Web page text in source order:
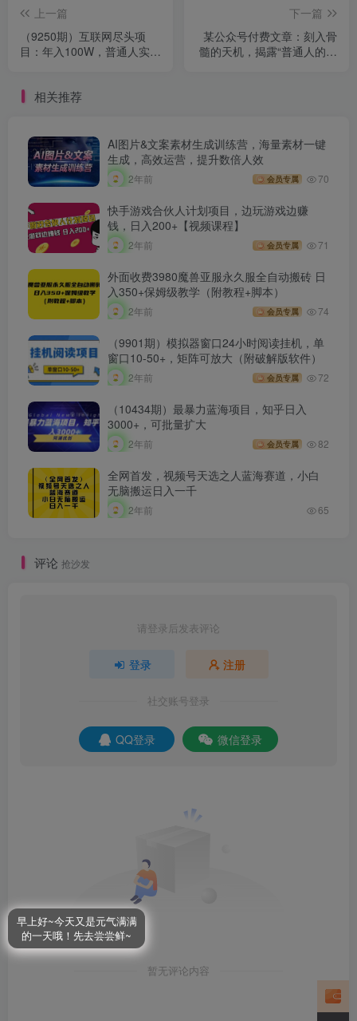
上一篇
（9250期）互联网尽头项
目：年入100W，普通人实现
下一篇
某公众号付费文章：刻入骨
髓的天机，揭露“普通人的翻
相关推荐
AI图片&文案素材生成训练营，海量素材一键
生成，高效运营，提升数倍人效
2年前 会员专属 70
快手游戏合伙人计划项目，边玩游戏边赚
钱，日入200+【视频课程】
2年前 会员专属 71
外面收费3980魔兽亚服永久服全自动搬砖 日
入350+保姆级教学（附教程+脚本）
2年前 会员专属 74
（9901期）模拟器窗口24小时阅读挂机，单
窗口10-50+，矩阵可放大（附破解版软件）
2年前 会员专属 72
（10434期）最暴力蓝海项目，知乎日入
3000+，可批量扩大
2年前 会员专属 82
全网首发，视频号天选之人蓝海赛道，小白
无脑搬运日入一千
2年前 65
评论 抢沙发
请登录后发表评论
登录 注册
社交账号登录
QQ登录 微信登录
暂无评论内容
早上好~今天又是元气满满
的一天哦！先去尝尝鲜~